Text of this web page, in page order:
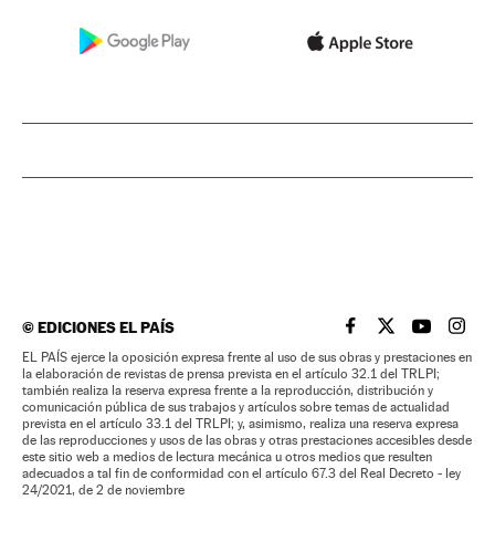
©EDICIONES EL PAÍS EL PAÍS BRASIL EN
EL PAÍSEL PAÍS
EL
EL PAÍS ejerce la oposición expresa frente al uso de sus obras y prestaciones en
la elaboración de revistas de prensa prevista en el artículo 32.1 del TRLPI;
también realiza la reserva expresa frente a la reproducción, distribución y
comunicación pública de sus trabajos y artículos sobre temas de actualidad
prevista en el artículo 33.1 del TRLPI; y, asimismo, realiza una reserva expresa
de las reproducciones y usos de las obras y otras prestaciones accesibles desde
este sitio web a medios de lectura mecánica u otros medios que resulten
adecuados a tal fin de conformidad con el artículo 67.3 del Real Decreto - ley
24/2021, de 2 de noviembre